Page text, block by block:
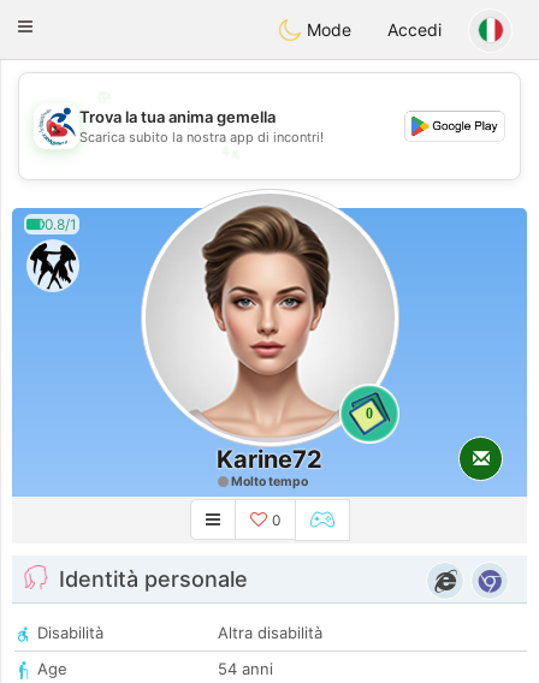
Handi Space
Toggle
Mode Accedi
💕
💕
Trova la tua anima gemella
Scarica subito la nostra app di incontri!
0.8/1
0
Karine72
Molto tempo
0
Identità personale
Disabilità
Altra disabilità
Age
54 anni